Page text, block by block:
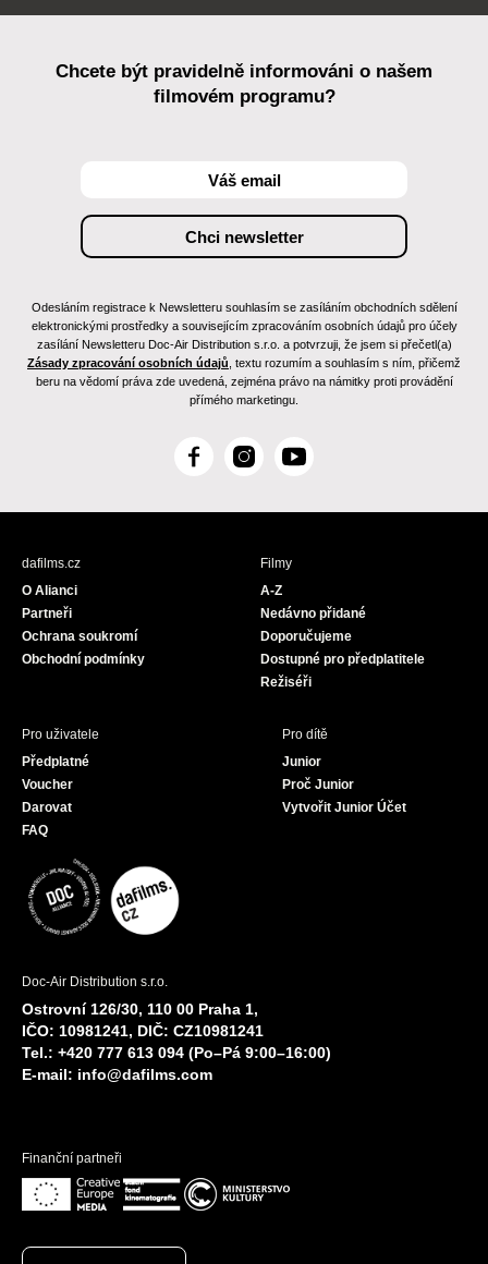
Chcete být pravidelně informováni o našem
filmovém programu?
Odesláním registrace k Newsletteru souhlasím se zasíláním obchodních sdělení
elektronickými prostředky a souvisejícím zpracováním osobních údajů pro účely
zasílání Newsletteru Doc-Air Distribution s.r.o. a potvrzuji, že jsem si přečetl(a)
Zásady zpracování osobních údajů , textu rozumím a souhlasím s ním, přičemž
beru na vědomí práva zde uvedená, zejména právo na námitky proti provádění
přímého marketingu.
F
c
I
s
Y
u
dafilms.cz
O Alianci
Partneři
Ochrana soukromí
Obchodní podmínky
Filmy
A-Z
Nedávno přidané
Doporučujeme
Dostupné pro předplatitele
Režiséři
Pro uživatele
Předplatné
Voucher
Darovat
FAQ
Pro dítě
Junior
Proč Junior
Vytvořit Junior Účet
Doc-Air Distribution s.r.o.
Ostrovní 126/30, 110 00 Praha 1,
IČO: 10981241, DIČ: CZ10981241
Tel.: +420 777 613 094 (Po–Pá 9:00–16:00)
E-mail: info@dafilms.com
Finanční partneři